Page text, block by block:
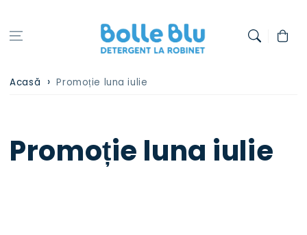
Coș
Acasă Promoție luna iulie
Promoție luna iulie